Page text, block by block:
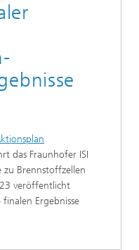
das Fraunhofer ISI
zu Brennstoffzellen
veröffentlicht
Ergebnisse